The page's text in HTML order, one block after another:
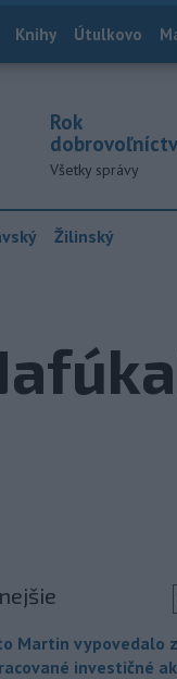
Knihy Útulkovo
Rok
Všetky správy
Žilinský
Martin vypovedalo
investičné